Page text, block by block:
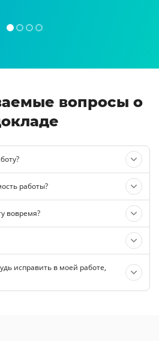
вопросы о
работы?
вовремя?
исправить в моей работе,